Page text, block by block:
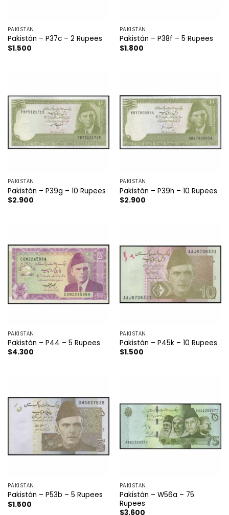
PAKISTÁN
Pakistán – P37c – 2 Rupees
$1.500
PAKISTÁN
Pakistán – P38f – 5 Rupees
$1.800
PAKISTÁN
Pakistán – P39g – 10 Rupees
$2.900
PAKISTÁN
Pakistán – P39h – 10 Rupees
$2.900
PAKISTÁN
Pakistán – P44 – 5 Rupees
$4.300
PAKISTÁN
Pakistán – P45k – 10 Rupees
$1.500
PAKISTÁN
Pakistán – P53b – 5 Rupees
$1.500
PAKISTÁN
Pakistán – W56a – 75
Rupees
$3.600